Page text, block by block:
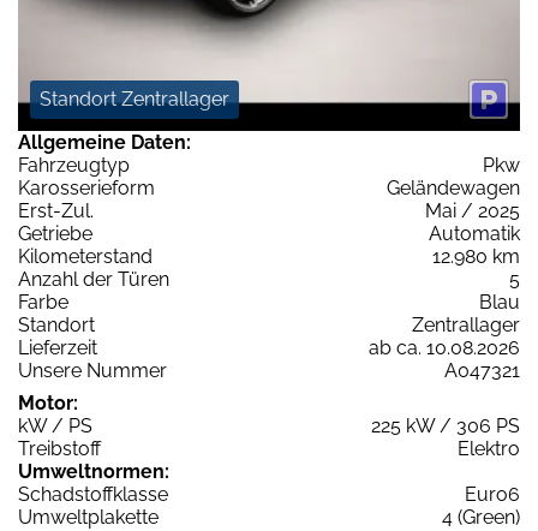
Standort Zentrallager
Allgemeine Daten:
Fahrzeugtyp
Pkw
Karosserieform
Geländewagen
Erst-Zul.
Mai / 2025
Getriebe
Automatik
Kilometerstand
12.980 km
Anzahl der Türen
5
Farbe
Blau
Standort
Zentrallager
Lieferzeit
ab ca. 10.08.2026
Unsere Nummer
A047321
Motor:
kW / PS
225 kW / 306 PS
Treibstoff
Elektro
Umweltnormen:
Schadstoffklasse
Euro6
Umweltplakette
4 (Green)